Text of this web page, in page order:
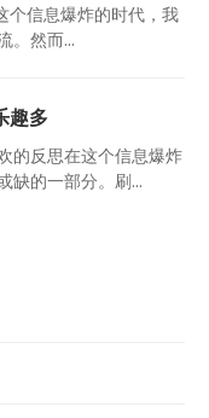
个信息爆炸的时代，我
。然而...
趣多
的反思在这个信息爆炸
缺的一部分。刷...